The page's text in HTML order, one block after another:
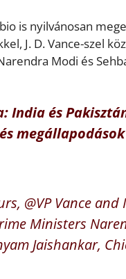
is nyilvánosan
J. D. Vance-szel
Modi és
India és
@VPVance and
Ministers
Jaishankar,